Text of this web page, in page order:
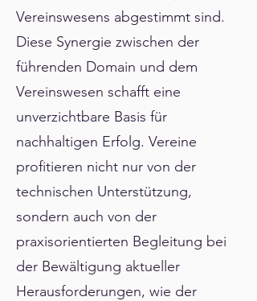
Vereinswesens abgestimmt sind.
Diese Synergie zwischen der
führenden Domain und dem
Vereinswesen schafft eine
unverzichtbare Basis für
nachhaltigen Erfolg. Vereine
profitieren nicht nur von der
technischen Unterstützung,
sondern auch von der
praxisorientierten Begleitung bei
der Bewältigung aktueller
Herausforderungen, wie der